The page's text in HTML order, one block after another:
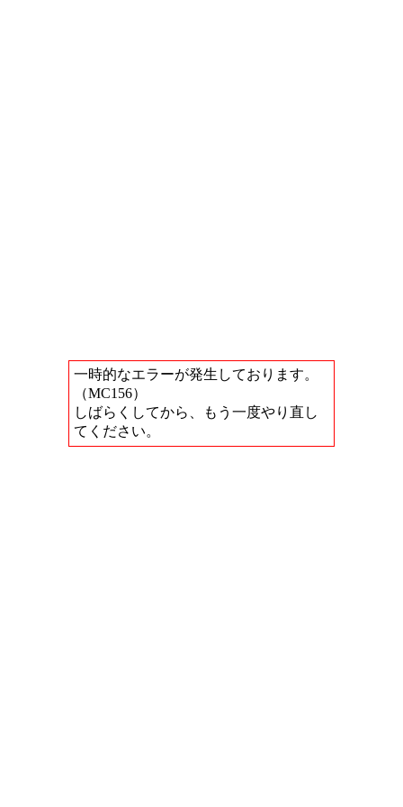
一時的なエラーが発生しております。
（MC156）
しばらくしてから、もう一度やり直し
てください。